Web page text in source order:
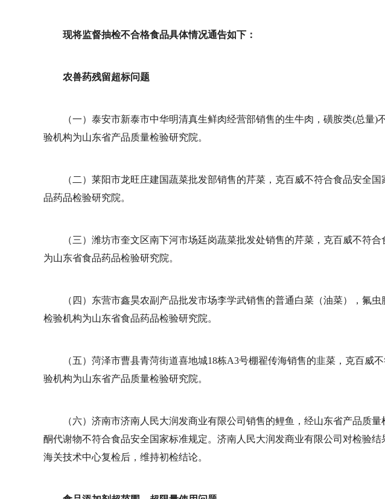
现将监督抽检不合格食品具体情况通告如下：
农兽药残留超标问题
（一）泰安市新泰市中华明清真生鲜肉经营部销售的生牛肉，磺胺类(总量)
验机构为山东省产品质量检验研究院。
（二）莱阳市龙旺庄建国蔬菜批发部销售的芹菜，克百威不符合食品安全
品药品检验研究院。
（三）潍坊市奎文区南下河市场廷岗蔬菜批发处销售的芹菜，克百威不符
为山东省食品药品检验研究院。
（四）东营市鑫昊农副产品批发市场李学武销售的普通白菜（油菜），氟
检验机构为山东省食品药品检验研究院。
（五）菏泽市曹县青菏街道喜地城18栋A3号棚翟传海销售的韭菜，克百威
验机构为山东省产品质量检验研究院。
（六）济南市济南人民大润发商业有限公司销售的鲤鱼，经山东省产品质
酮代谢物不符合食品安全国家标准规定。济南人民大润发商业有限公司对检验
海关技术中心复检后，维持初检结论。